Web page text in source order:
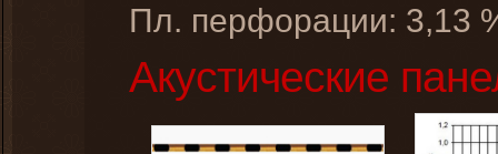
Пл. перфорации: 3,13
Акустические